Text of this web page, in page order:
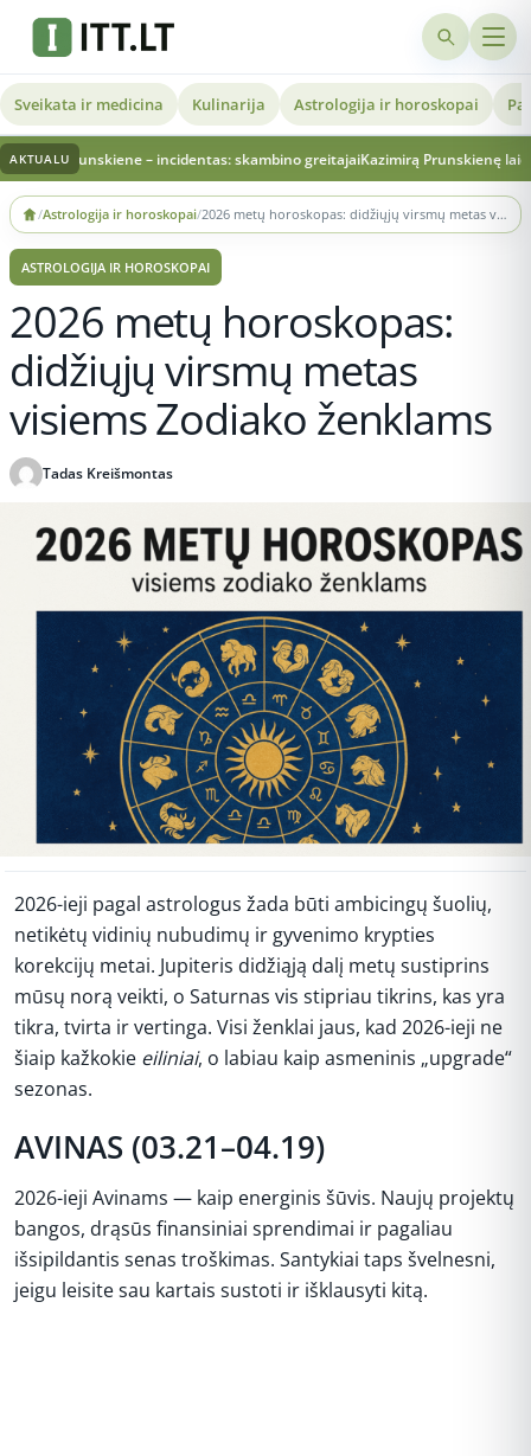
Sveikata ir medicina Kulinarija Astrologija ir horoskopai
AKTUALU– incidentas: skambino greitajaiKazimirą Prunskienę laidojantis
Skip
to
content
/Astrologija ir horoskopai/ 2026 metų horoskopas: didžiųjų virsmų metas visiems Zodiako ženklams
ASTROLOGIJA IR HOROSKOPAI
2026 metų horoskopas:
didžiųjų virsmų metas
visiems Zodiako ženklams
Tadas Kreišmontas
2026-ieji pagal astrologus žada būti ambicingų šuolių,
netikėtų vidinių nubudimų ir gyvenimo krypties
korekcijų metai. Jupiteris didžiąją dalį metų sustiprins
mūsų norą veikti, o Saturnas vis stipriau tikrins, kas yra
tikra, tvirta ir vertinga. Visi ženklai jaus, kad 2026-ieji ne
šiaip kažkokie eiliniai, o labiau kaip asmeninis „upgrade“
sezonas.
AVINAS (03.21–04.19)
2026-ieji Avinams — kaip energinis šūvis. Naujų projektų
bangos, drąsūs finansiniai sprendimai ir pagaliau
išsipildantis senas troškimas. Santykiai taps švelnesni,
jeigu leisite sau kartais sustoti ir išklausyti kitą.